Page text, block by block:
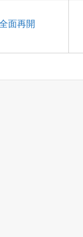
面再開